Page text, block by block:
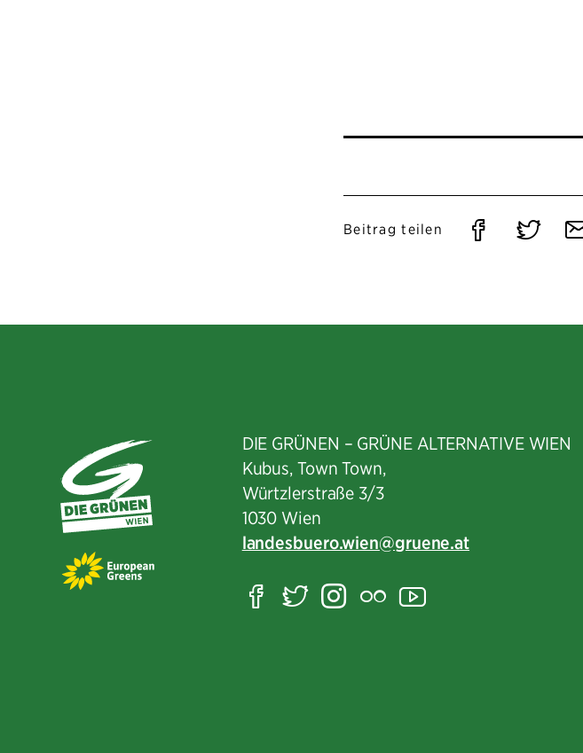
Beitrag teilen
Auf Auf
DIE GRÜNEN – GRÜNE ALTERNATIVE WIEN
Kubus, Town Town,
Würtzlerstraße 3/3​
1030 Wien
landesbuero.wien
gruene.at
Facebook
TwitterInstagram
FlickrYouTube